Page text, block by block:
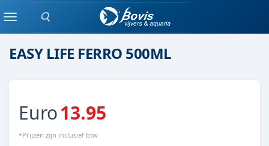
Zoeken
MenuPlant bemesting
EASY LIFE FERRO 500ML
Euro13.95
*Prijzen zijn inclusief btw